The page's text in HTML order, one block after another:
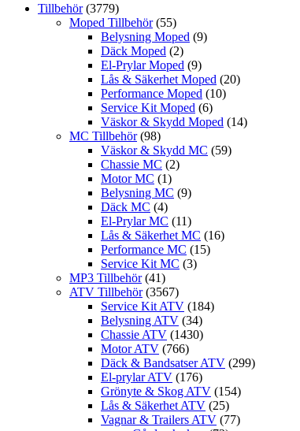
Tillbehör (3779)
Moped Tillbehör (55)
Belysning Moped (9)
Däck Moped (2)
El-Prylar Moped (9)
Lås & Säkerhet Moped (20)
Performance Moped (10)
Service Kit Moped (6)
Väskor & Skydd Moped (14)
MC Tillbehör (98)
Väskor & Skydd MC (59)
Chassie MC (2)
Motor MC (1)
Belysning MC (9)
Däck MC (4)
El-Prylar MC (11)
Lås & Säkerhet MC (16)
Performance MC (15)
Service Kit MC (3)
MP3 Tillbehör (41)
ATV Tillbehör (3567)
Service Kit ATV (184)
Belysning ATV (34)
Chassie ATV (1430)
Motor ATV (766)
Däck & Bandsatser ATV (299)
El-prylar ATV (176)
Grönyte & Skog ATV (154)
Lås & Säkerhet ATV (25)
Vagnar & Trailers ATV (77)